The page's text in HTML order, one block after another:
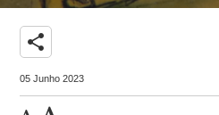
share
05 Junho 2023